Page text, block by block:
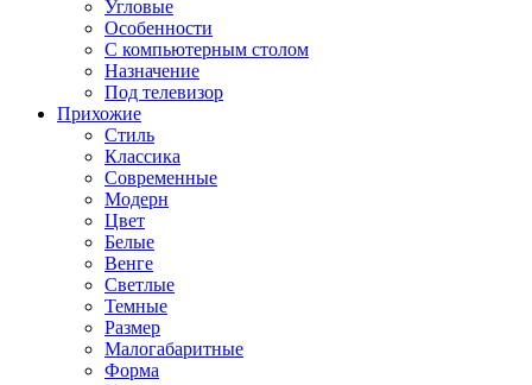
Угловые
Особенности
С компьютерным столом
Назначение
Под телевизор
Прихожие
Стиль
Классика
Современные
Модерн
Цвет
Белые
Венге
Светлые
Темные
Размер
Малогабаритные
Форма